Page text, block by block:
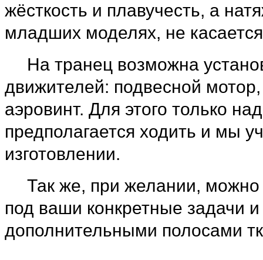
жёсткость и плавучесть, а
младших моделях, не
На транец возможна
движителей: подвесной
аэровинт. Для этого только
предполагается ходить и мы
изготовлении.
Так же, при желании,
под ваши конкретные задачи
дополнительными полосами